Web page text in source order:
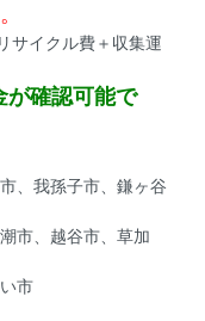
サイクル費＋収集運
が確認可能で
、我孫子市 、鎌ヶ谷
市 越谷市 、草加
市